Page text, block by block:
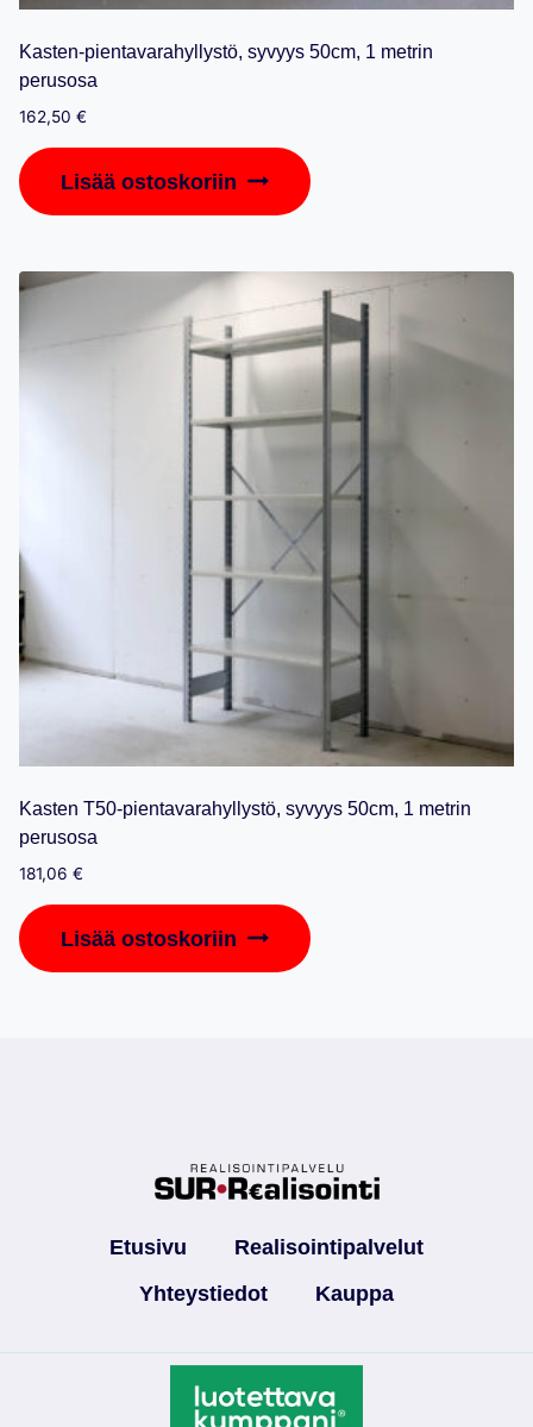
Kasten-pientavarahyllystö, syvyys 50cm, 1 metrin
perusosa
162,50 €
Lisää ostoskoriin
Kasten T50-pientavarahyllystö, syvyys 50cm, 1 metrin
perusosa
181,06 €
Lisää ostoskoriin
Etusivu
Realisointipalvelut
Yhteystiedot
Kauppa